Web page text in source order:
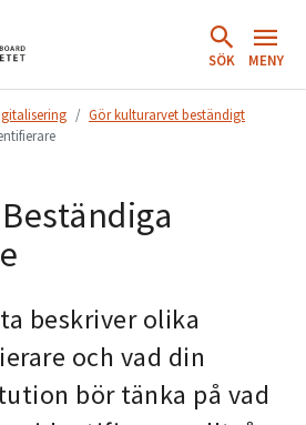
SÖK MENY
Gör kulturarvet beständigt
beskriver olika
och vad din
bör tänka på vad